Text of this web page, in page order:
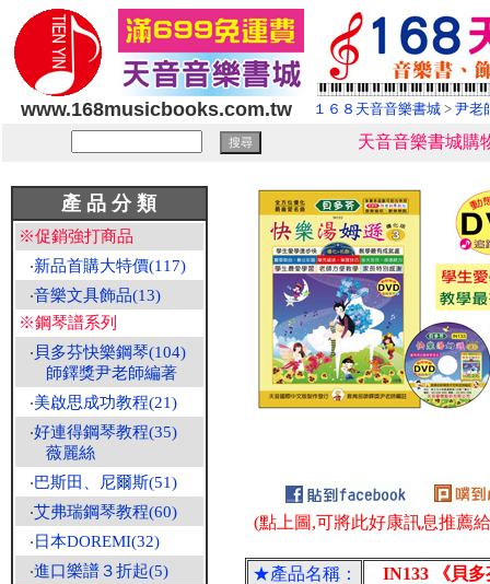
www.168musicbooks.com.tw １６８天音音樂書城 > 尹老
天音音樂書城購
產 品 分 類
※促銷強打商品
‧新品首購大特價(117)
‧音樂文具飾品(13)
※鋼琴譜系列
‧ 貝多芬快樂鋼琴(104)
師鐸獎尹老師編著
‧美啟思成功教程(21)
‧好連得鋼琴教程(35)
薇麗絲
‧巴斯田、尼爾斯(51)
‧艾弗瑞鋼琴教程(60)
‧ 日本DOREMI(32)
‧進口樂譜３折起(5)
(點上圖,可將此好康訊息推薦
★產品名稱：
IN133 《貝多